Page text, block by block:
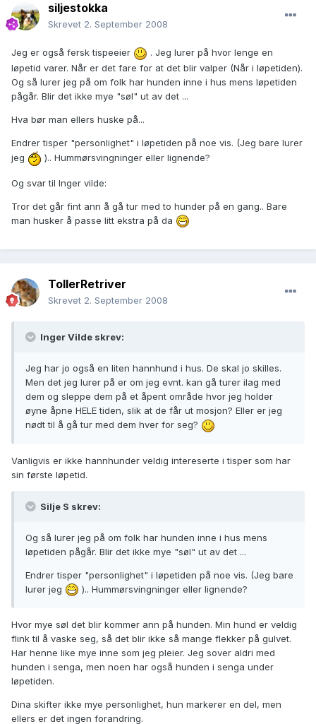
siljestokka
Skrevet 2. September 2008
Jeg er også fersk tispeeier
. Jeg lurer på hvor lenge en
løpetid varer. Når er det fare for at det blir valper (Når i løpetiden).
Og så lurer jeg på om folk har hunden inne i hus mens løpetiden
pågår. Blir det ikke mye "søl" ut av det ...
Hva bør man ellers huske på...
Endrer tisper "personlighet" i løpetiden på noe vis. (Jeg bare lurer
jeg
).. Hummørsvingninger eller lignende?
Og svar til Inger vilde:
Tror det går fint ann å gå tur med to hunder på en gang.. Bare
man husker å passe litt ekstra på da
TollerRetriver
Skrevet 2. September 2008
Inger Vilde skrev:
Jeg har jo også en liten hannhund i hus. De skal jo skilles.
Men det jeg lurer på er om jeg evnt. kan gå turer ilag med
dem og sleppe dem på et åpent område hvor jeg holder
øyne åpne HELE tiden, slik at de får ut mosjon? Eller er jeg
nødt til å gå tur med dem hver for seg?
Vanligvis er ikke hannhunder veldig intereserte i tisper som har
sin første løpetid.
Silje S skrev:
Og så lurer jeg på om folk har hunden inne i hus mens
løpetiden pågår. Blir det ikke mye "søl" ut av det ...
Endrer tisper "personlighet" i løpetiden på noe vis. (Jeg bare
lurer jeg
).. Hummørsvingninger eller lignende?
Hvor mye søl det blir kommer ann på hunden. Min hund er veldig
flink til å vaske seg, så det blir ikke så mange flekker på gulvet.
Har henne like mye inne som jeg pleier. Jeg sover aldri med
hunden i senga, men noen har også hunden i senga under
løpetiden.
Dina skifter ikke mye personlighet, hun markerer en del, men
ellers er det ingen forandring.